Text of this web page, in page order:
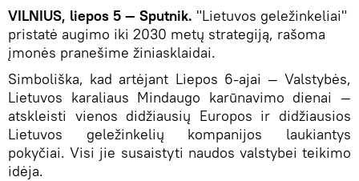
VILNIUS, liepos 5 — Sputnik. "Lietuvos geležinkeliai"
pristatė augimo iki 2030 metų strategiją, rašoma
įmonės pranešime žiniasklaidai.
Simboliška, kad artėjant Liepos 6-ajai — Valstybės,
Lietuvos karaliaus Mindaugo karūnavimo dienai —
atskleisti vienos didžiausių Europos ir didžiausios
Lietuvos geležinkelių kompanijos laukiantys
pokyčiai. Visi jie susaistyti naudos valstybei teikimo
idėja.